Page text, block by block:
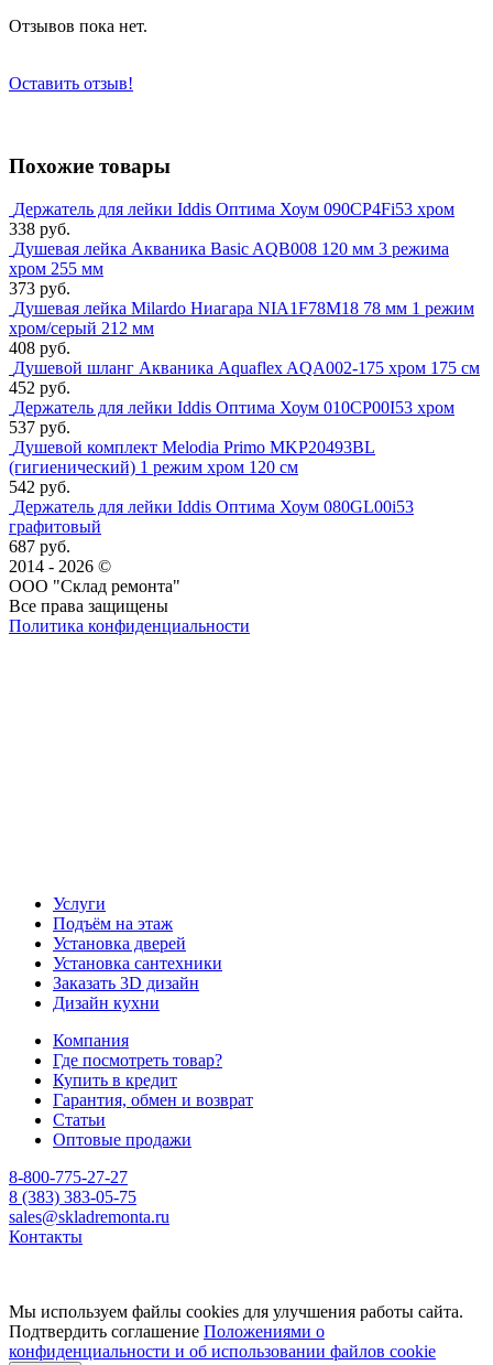
Отзывов пока нет.
Оставить отзыв!
Похожие товары
Держатель для лейки Iddis Оптима Хоум 090CP4Fi53 хром
338 руб.
Душевая лейка Акваника Basic AQB008 120 мм 3 режима
хром 255 мм
373 руб.
Душевая лейка Milardo Ниагара NIA1F78M18 78 мм 1 режим
хром/серый 212 мм
408 руб.
Душевой шланг Акваника Aquaflex AQA002-175 хром 175 см
452 руб.
Держатель для лейки Iddis Оптима Хоум 010CP00I53 хром
537 руб.
Душевой комплект Melodia Primo MKP20493BL
(гигиенический) 1 режим хром 120 см
542 руб.
Держатель для лейки Iddis Оптима Хоум 080GL00i53
графитовый
687 руб.
2014 - 2026 ©
ООО "Склад ремонта"
Все права защищены
Политика конфиденциальности
Услуги
Подъём на этаж
Установка дверей
Установка сантехники
Заказать 3D дизайн
Дизайн кухни
Компания
Где посмотреть товар?
Купить в кредит
Гарантия, обмен и возврат
Статьи
Оптовые продажи
8-800-775-27-27
8 (383) 383-05-75
sales@skladremonta.ru
Контакты
Мы используем файлы cookies для улучшения работы сайта.
Подтвердить соглашение Положениями о
конфиденциальности и об использовании файлов cookie